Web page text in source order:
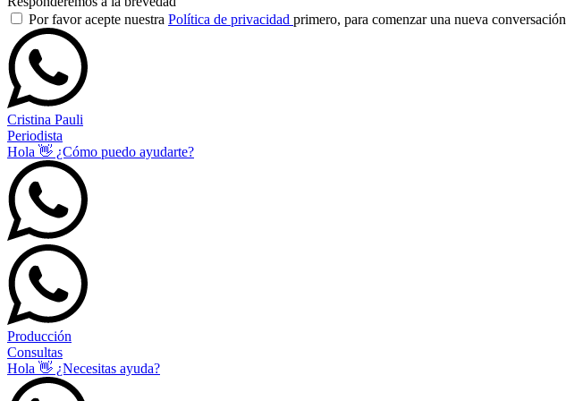
Por favor acepte nuestra Política de privacidad primero, para comenzar una nueva conversación
Cristina Pauli
Periodista
Hola 👋 ¿Cómo puedo ayudarte?
Producción
Consultas
Hola 👋 ¿Necesitas ayuda?